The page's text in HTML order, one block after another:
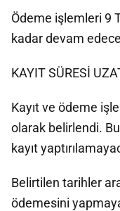
Ödeme işlemleri 9
kadar devam
KAYIT SÜRESİ
Kayıt ve ödeme
olarak belirlendi.
kayıt
Belirtilen tarihler
ödemesini